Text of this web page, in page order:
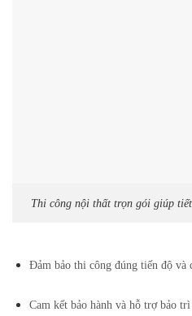
Thi công nội thất trọn gói giúp
Đảm bảo thi công đúng tiến độ và
Cam kết bảo hành và hỗ trợ bảo